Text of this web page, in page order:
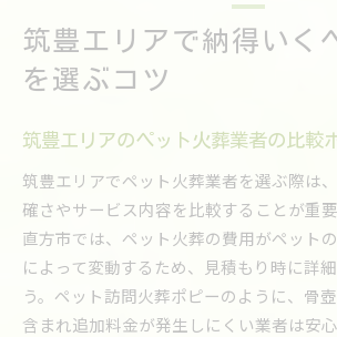
筑豊エリアで納得いく
を選ぶコツ
筑豊エリアのペット火葬業者の比較
筑豊エリアでペット火葬業者を選ぶ際は
確さやサービス内容を比較することが重
直方市では、ペット火葬の費用がペット
によって変動するため、見積もり時に詳
う。ペット訪問火葬ポピーのように、骨
含まれ追加料金が発生しにくい業者は安心